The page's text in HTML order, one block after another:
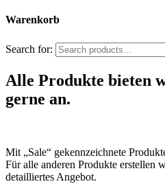
Warenkorb
Search for:
Alle Produkte bieten
gerne an.
Mit „Sale“ gekennzeichnete
Für alle anderen Produkte erstellen
detailliertes Angebot.